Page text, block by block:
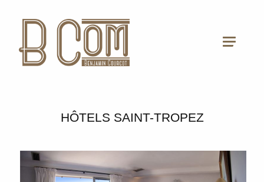
HÔTELS SAINT-TROPEZ